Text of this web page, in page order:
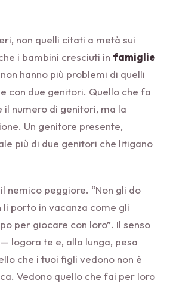
non quelli citati a metà sui
i bambini cresciuti in famiglie
non hanno più problemi di quelli
con due genitori. Quello che fa
il numero di genitori, ma la
Un genitore presente,
più di due genitori che litigano
nemico peggiore. “Non gli do
li porto in vacanza come gli
per giocare con loro”. Il senso
logora te e, alla lunga, pesa
che i tuoi figli vedono non è
Vedono quello che fai per loro